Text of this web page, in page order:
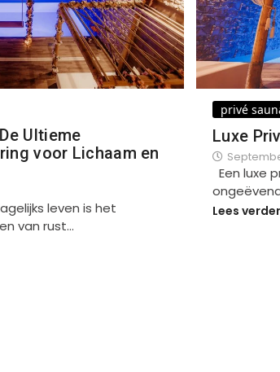
Ultieme
voor Lichaam en
leven is het
van rust…
privé
Luxe
Een luxe
Lees verder